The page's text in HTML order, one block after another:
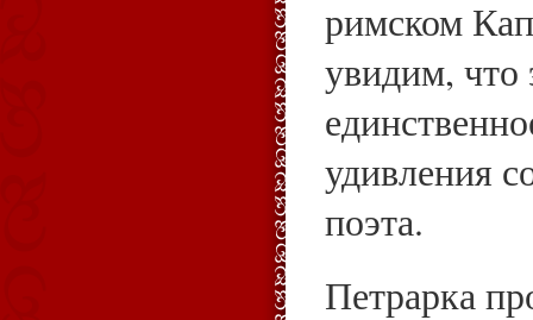
римском
увидим, что
удивления
поэта.
Петрарка